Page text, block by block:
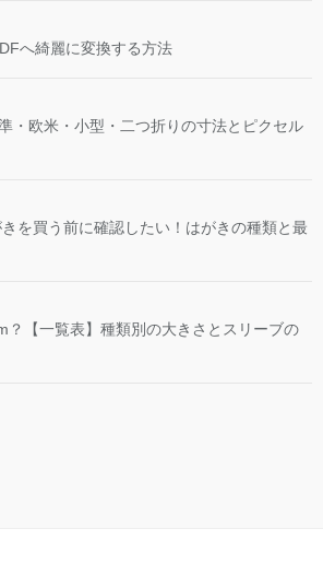
へ綺麗に変換する方法
・欧米・小型・二つ折りの寸法とピクセル
きを買う前に確認したい！はがきの種類と最
？【一覧表】種類別の大きさとスリーブの